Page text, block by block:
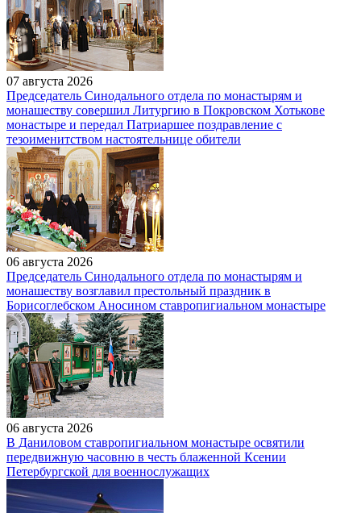
07 августа 2026
Председатель Синодального отдела по монастырям и
монашеству совершил Литургию в Покровском Хотькове
монастыре и передал Патриаршее поздравление с
тезоименитством настоятельнице обители
06 августа 2026
Председатель Синодального отдела по монастырям и
монашеству возглавил престольный праздник в
Борисоглебском Аносином ставропигиальном монастыре
06 августа 2026
В Даниловом ставропигиальном монастыре освятили
передвижную часовню в честь блаженной Ксении
Петербургской для военнослужащих